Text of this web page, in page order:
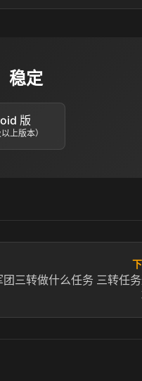
稳定
版
上版本）
团三转做什么任务 三转任